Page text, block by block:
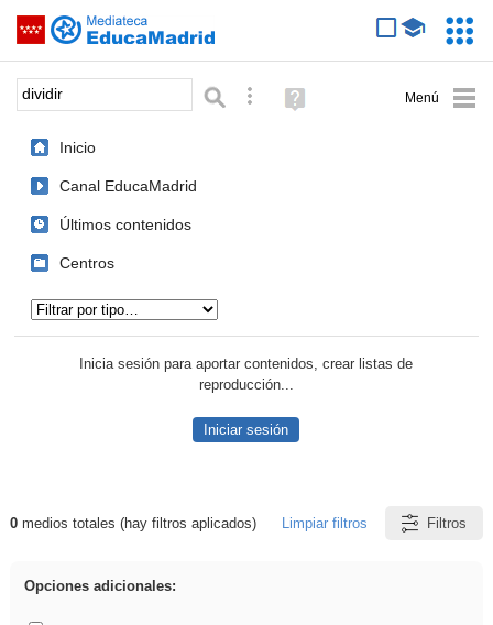
Saltar navegación
Palabra o frase: Búsqueda avanzada
Ayuda
(en
Inicio
Canal EducaMadrid
Últimos contenidos
Centros
Inicia sesión para aportar contenidos, crear listas de
reproducción...
Iniciar sesión
Resultados de: dividir
0medios totales (hay filtros aplicados) Limpiar filtros Filtros
Opciones adicionales: